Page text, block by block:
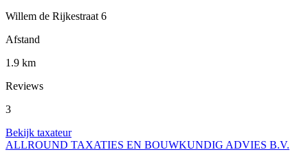
Willem de Rijkestraat 6
Afstand
1.9 km
Reviews
3
Bekijk taxateur
ALLROUND TAXATIES EN BOUWKUNDIG ADVIES B.V.